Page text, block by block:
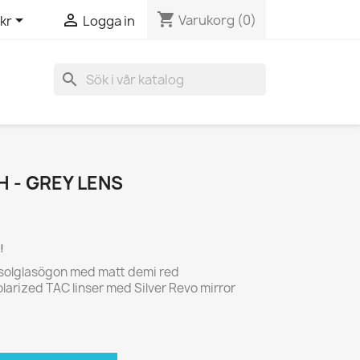
  Logga in shopping_cart Varukorg (0)
search
- GREY LENS
med matt demi red
TAC linser med Silver Revo mirror